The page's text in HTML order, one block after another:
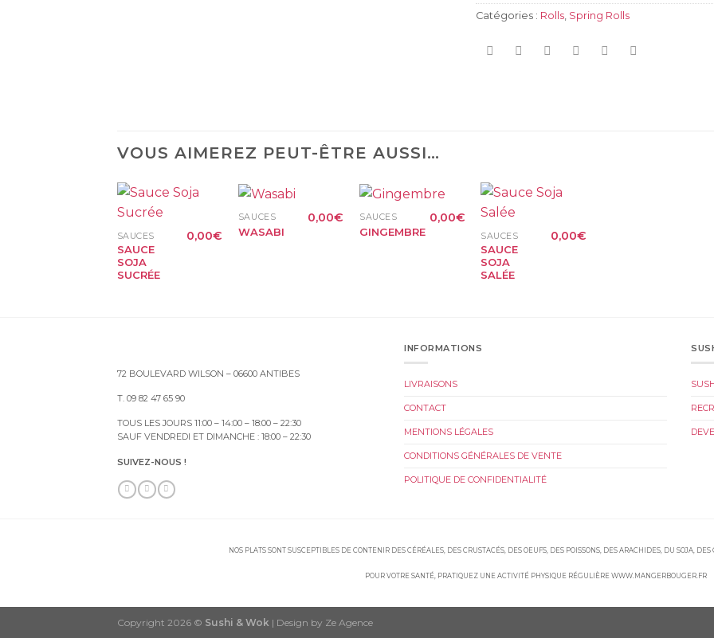
Catégories : Rolls, Spring Rolls
VOUS AIMEREZ PEUT-ÊTRE AUSSI…
SAUCES
SAUCE
SOJA
SUCRÉE
0,00€
+
SAUCES
WASABI
0,00€
+
SAUCES
GINGEMBRE
0,00€
+
SAUCES
SAUCE
SOJA
SALÉE
0,00€
72 BOULEVARD WILSON – 06600 ANTIBES
T. 09 82 47 65 90
TOUS LES JOURS 11:00 – 14:00 – 18:00 – 22:30
SAUF VENDREDI ET DIMANCHE : 18:00 – 22:30
SUIVEZ-NOUS !
INFORMATIONS
LIVRAISONS
CONTACT
MENTIONS LÉGALES
CONDITIONS GÉNÉRALES DE VENTE
POLITIQUE DE CONFIDENTIALITÉ
NOS PLATS SONT SUSCEPTIBLES DE CONTENIR DES CÉRÉALES, DES CRUSTACÉS, DES OEUFS, DES POISSONS, DES ARACHIDES, DU SOJA,
POUR VOTRE SANTÉ, PRATIQUEZ UNE ACTIVITÉ PHYSIQUE RÉGULIÈRE WWW.MANGERBOUGER.FR
Copyright 2026 © Sushi & Wok | Design by Ze Agence